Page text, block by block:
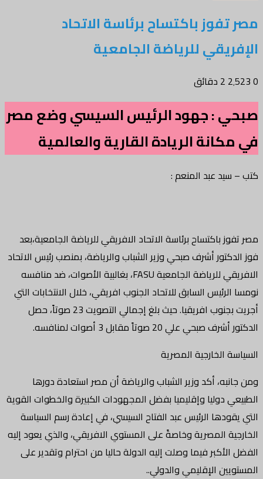
مصر تفوز باكتساح برئاسة الاتحاد
الإفريقي للرياضة الجامعية
0 2 دقائق
صبحي : جهود الرئيس السيسي وضع مصر
في مكانة الريادة القارية والعالمية
كتب – سيد عبد المنعم :
مصر تفوز باكتساح برئاسة الاتحاد الافريقي للرياضة الجامعية،بعد
فوز الدكتور أشرف صبحي وزير الشباب والرياضة، بمنصب رئيس الاتحاد
الافريقي للرياضة الجامعية FASU، بغالبية الأصوات، ضد منافسه
نومسا الرئيس السابق للاتحاد الجنوب افريقي، خلال الانتخابات التي
أجريت بجنوب افريقيا. حيث بلغ إجمالي التصويت 23 صوتاً، حصل
الدكتور أشرف صبحي علي 20 صوتاً مقابل 3 أصوات لمنافسه.
السياسة الخارجية المصرية
ومن جانبه، أكد وزير الشباب والرياضة أن مصر استعادة دورها
الطبيعي دوليا وإقليميا بفضل المجهودات الكبيرة والخطوات القوية
التي يقودها الرئيس عبد الفتاح السيسي، في إعادة رسم السياسة
الخارجية المصرية وخاصةً على المستوي الافريقي، والذي يعود إليه
الفضل الأكبر فيما وصلت إليه الدولة حاليا من احترام وتقدير على
المستويين الإقليمي والدولي..